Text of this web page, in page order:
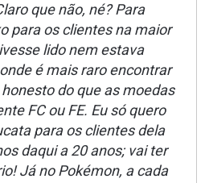
que não, né? Para
para os clientes na maior
lido nem estava
é mais raro encontrar
do que as moedas
FC ou FE. Eu só quero
para os clientes dela
daqui a 20 anos; vai ter
Já no Pokémon, a cada